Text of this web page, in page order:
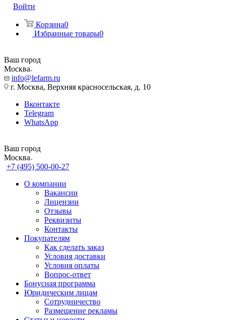
Войти
Корзина0
Избранные товары0
Ваш город
Москва
info@lefarm.ru
г. Москва, Верхняя красносельская, д. 10
Вконтакте
Telegram
WhatsApp
Ваш город
Москва
+7 (495) 500-00-27
О компании
Вакансии
Лицензии
Отзывы
Реквизиты
Контакты
Покупателям
Как сделать заказ
Условия доставки
Условия оплаты
Вопрос-ответ
Бонусная программа
Юридическим лицам
Сотрудничество
Размещение рекламы